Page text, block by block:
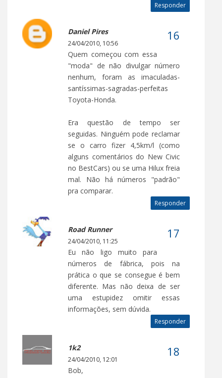
Responder
Daniel Pires
24/04/2010, 10:56
Quem começou com essa
"moda" de não divulgar número
nenhum, foram as imaculadas-
santíssimas-sagradas-perfeitas
Toyota-Honda.
Era questão de tempo ser
seguidas. Ninguém pode reclamar
se o carro fizer 4,5km/l (como
alguns comentários do New Civic
no BestCars) ou se uma Hilux freia
mal. Não há números "padrão"
pra comparar.
Responder
Road Runner
24/04/2010, 11:25
Eu não ligo muito para
números de fábrica, pois na
prática o que se consegue é bem
diferente. Mas não deixa de ser
uma estupidez omitir essas
informações, sem dúvida.
Responder
1k2
24/04/2010, 12:01
Bob,